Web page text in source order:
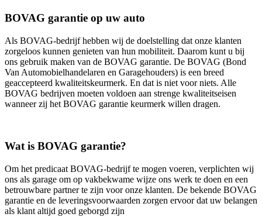
BOVAG garantie op uw auto
Als BOVAG-bedrijf hebben wij de doelstelling dat onze klanten
zorgeloos kunnen genieten van hun mobiliteit. Daarom kunt u bij
ons gebruik maken van de BOVAG garantie. De BOVAG (Bond
Van Automobielhandelaren en Garagehouders) is een breed
geaccepteerd kwaliteitskeurmerk. En dat is niet voor niets. Alle
BOVAG bedrijven moeten voldoen aan strenge kwaliteitseisen
wanneer zij het BOVAG garantie keurmerk willen dragen.
Wat is BOVAG garantie?
Om het predicaat BOVAG-bedrijf te mogen voeren, verplichten wij
ons als garage om op vakbekwame wijze ons werk te doen en een
betrouwbare partner te zijn voor onze klanten. De bekende BOVAG
garantie en de leveringsvoorwaarden zorgen ervoor dat uw belangen
als klant altijd goed geborgd zijn